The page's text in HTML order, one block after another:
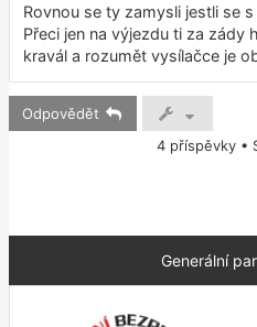
s
p
ě
v
k
Rovnou se ty zamysli jestli se
Přeci jen na výjezdu ti za zády
kravál a rozumět vysílačce je
Odpovědět
4 příspěvky •
Generální